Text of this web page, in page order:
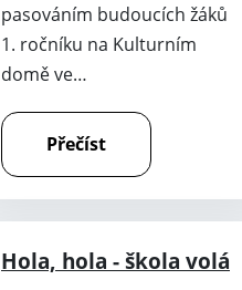
pasováním budoucích žáků
1. ročníku na Kulturním
domě ve…
Přečíst
Hola, hola - škola volá